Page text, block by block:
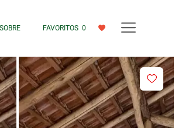
SOBRE FAVORITOS 0